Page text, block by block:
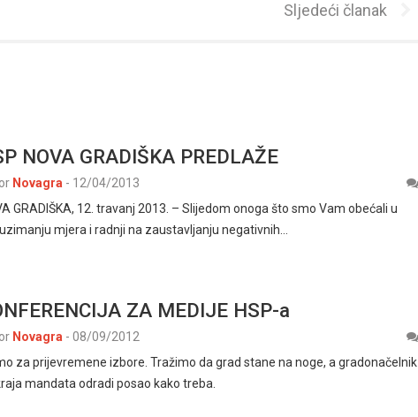
Sljedeći članak
NOVA GRADIŠKA PREDLAŽE
Novagra - 12/04/2013
GRADIŠKA, 12. travanj 2013. – Slijedom onoga što smo Vam obećali u
mjera i radnji na zaustavljanju negativnih…
ZA MEDIJE HSP-a
Novagra - 08/09/2012
za prijevremene izbore. Tražimo da grad stane na noge, a gradonačelnik
mandata odradi posao kako treba.